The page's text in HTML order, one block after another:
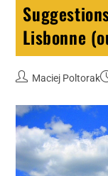
Lisbonne
Maciej Poltorak